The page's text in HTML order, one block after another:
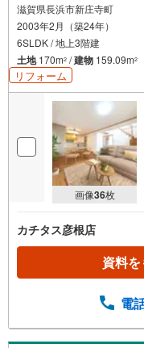
滋賀県長浜市新庄寺町
2003年2月（築24年）
6SLDK / 地上3階建
土地170m2 /建物 159.09m2
リフォーム
画像36枚
カチタス彦根店
資料を
電